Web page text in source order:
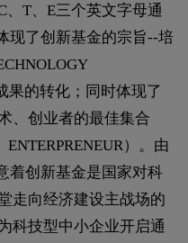
T、E三个英文字母通
现了创新基金的宗旨--培
果的转化；同时体现了
、创业者的最佳集合
ENTERPRENEUR）。由
着创新基金是国家对科
走向经济建设主战场的
科技型中小企业开启通